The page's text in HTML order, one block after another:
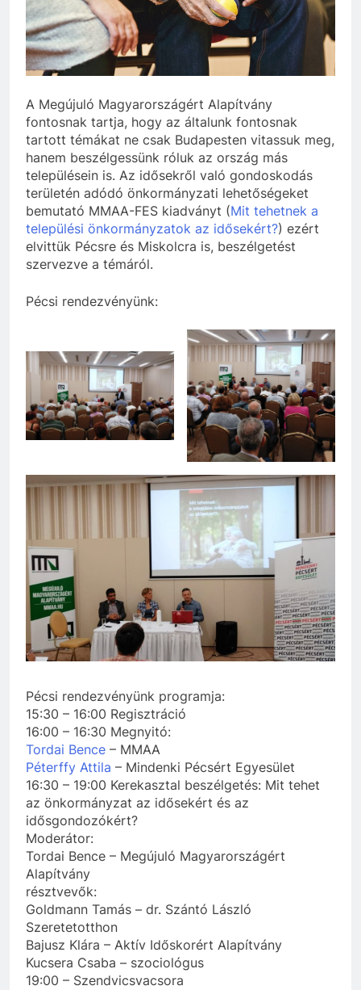
A Megújuló Magyarországért Alapítvány
fontosnak tartja, hogy az általunk fontosnak
tartott témákat ne csak Budapesten vitassuk meg,
hanem beszélgessünk róluk az ország más
településein is. Az idősekről való gondoskodás
területén adódó önkormányzati lehetőségeket
bemutató MMAA-FES kiadványt (Mit tehetnek a
települési önkormányzatok az idősekért?) ezért
elvittük Pécsre és Miskolcra is, beszélgetést
szervezve a témáról.
Pécsi rendezvényünk:
Pécsi rendezvényünk programja:
15:30 – 16:00 Regisztráció
16:00 – 16:30 Megnyitó:
Tordai Bence – MMAA
Péterffy Attila – Mindenki Pécsért Egyesület
16:30 – 19:00 Kerekasztal beszélgetés: Mit tehet
az önkormányzat az idősekért és az
idősgondozókért?
Moderátor:
Tordai Bence – Megújuló Magyarországért
Alapítvány
résztvevők:
Goldmann Tamás – dr. Szántó László
Szeretetotthon
Bajusz Klára – Aktív Időskorért Alapítvány
Kucsera Csaba – szociológus
19:00 – Szendvicsvacsora